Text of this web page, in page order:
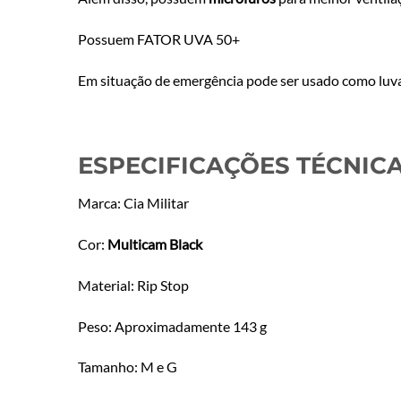
Possuem FATOR UVA 50+
Em situação de emergência pode ser usado como
ESPECIFICAÇÕES
Marca: Cia Militar
Cor: Multicam Black
Material: Rip Stop
Peso: Aproximadamente 143 g
Tamanho: M e G